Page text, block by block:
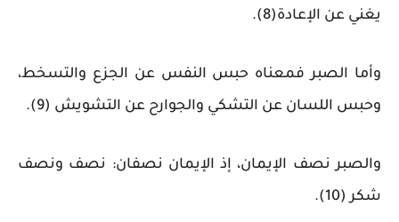
يغني عن الإعادة(8).
وأما الصبر فمعناه حبس النفس عن الجزع والتسخط،
وحبس اللسان عن التشكي والجوارح عن التشويش (9).
والصبر نصف الإيمان، إذ الإيمان نصفان: نصف ونصف
شكر (10).